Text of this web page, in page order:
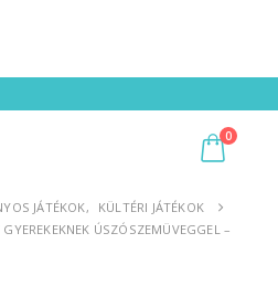
0
JÁTÉKOK,
KÜLTÉRI JÁTÉKOK
ÚSZÓSZEMÜVEGGEL –